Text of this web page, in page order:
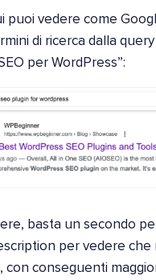
puoi vedere come
di ricerca dalla query
per WordPress”:
basta un secondo
per vedere che
con conseguenti